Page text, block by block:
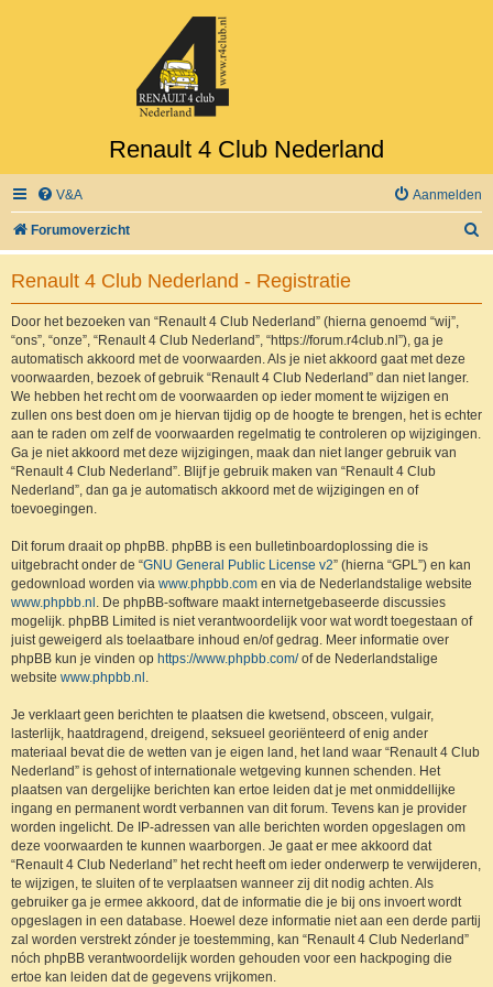
Renault 4 Club Nederland
V&A Aanmelden
Forumoverzicht
o
Renault 4 Club Nederland - Registratie
Door het bezoeken van “Renault 4 Club Nederland” (hierna genoemd “wij”,
“ons”, “onze”, “Renault 4 Club Nederland”, “https://forum.r4club.nl”), ga je
automatisch akkoord met de voorwaarden. Als je niet akkoord gaat met deze
voorwaarden, bezoek of gebruik “Renault 4 Club Nederland” dan niet langer.
We hebben het recht om de voorwaarden op ieder moment te wijzigen en
zullen ons best doen om je hiervan tijdig op de hoogte te brengen, het is echter
aan te raden om zelf de voorwaarden regelmatig te controleren op wijzigingen.
Ga je niet akkoord met deze wijzigingen, maak dan niet langer gebruik van
“Renault 4 Club Nederland”. Blijf je gebruik maken van “Renault 4 Club
Nederland”, dan ga je automatisch akkoord met de wijzigingen en of
toevoegingen.
Dit forum draait op phpBB. phpBB is een bulletinboardoplossing die is
uitgebracht onder de “GNU General Public License v2” (hierna “GPL”) en kan
gedownload worden via www.phpbb.com en via de Nederlandstalige website
www.phpbb.nl . De phpBB-software maakt internetgebaseerde discussies
mogelijk. phpBB Limited is niet verantwoordelijk voor wat wordt toegestaan of
juist geweigerd als toelaatbare inhoud en/of gedrag. Meer informatie over
phpBB kun je vinden op https://www.phpbb.com/of de Nederlandstalige
website www.phpbb.nl .
Je verklaart geen berichten te plaatsen die kwetsend, obsceen, vulgair,
lasterlijk, haatdragend, dreigend, seksueel georiënteerd of enig ander
materiaal bevat die de wetten van je eigen land, het land waar “Renault 4 Club
Nederland” is gehost of internationale wetgeving kunnen schenden. Het
plaatsen van dergelijke berichten kan ertoe leiden dat je met onmiddellijke
ingang en permanent wordt verbannen van dit forum. Tevens kan je provider
worden ingelicht. De IP-adressen van alle berichten worden opgeslagen om
deze voorwaarden te kunnen waarborgen. Je gaat er mee akkoord dat
“Renault 4 Club Nederland” het recht heeft om ieder onderwerp te verwijderen,
te wijzigen, te sluiten of te verplaatsen wanneer zij dit nodig achten. Als
gebruiker ga je ermee akkoord, dat de informatie die je bij ons invoert wordt
opgeslagen in een database. Hoewel deze informatie niet aan een derde partij
zal worden verstrekt zónder je toestemming, kan “Renault 4 Club Nederland”
nóch phpBB verantwoordelijk worden gehouden voor een hackpoging die
ertoe kan leiden dat de gegevens vrijkomen.